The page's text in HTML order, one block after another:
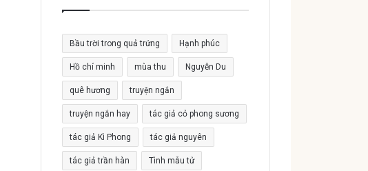
c
o
:
Bầu trời trong quả trứng Hạnh phúc
Hồ chí minh mùa thu Nguyễn Du
quê hương truyện ngắn
truyện ngắn hay tác giả cỏ phong sương
tác giả Kì Phong tác giả nguyên
tác giả trần hàn Tình mẫu tử